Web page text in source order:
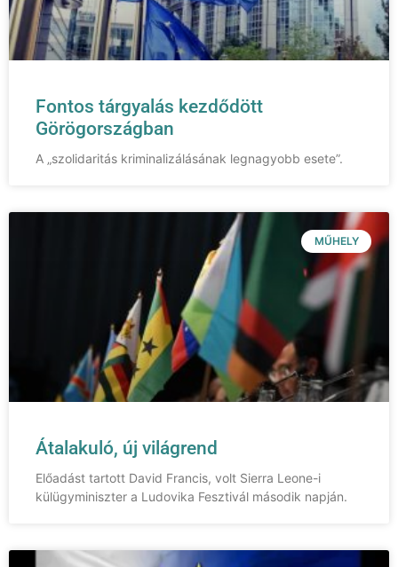
Fontos tárgyalás kezdődött
Görögországban
A „szolidaritás kriminalizálásának legnagyobb esete”.
MŰHELY
Átalakuló, új világrend
Előadást tartott David Francis, volt Sierra Leone-i
külügyminiszter a Ludovika Fesztivál második napján.